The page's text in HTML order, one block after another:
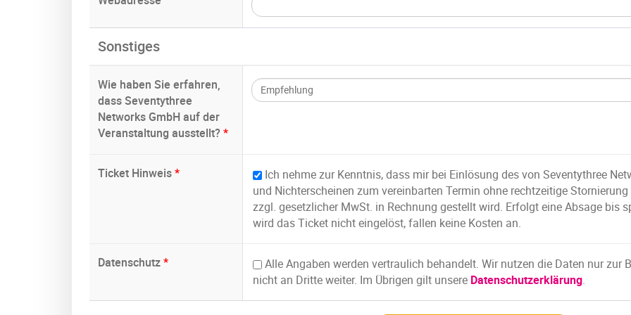
Sonstiges
Wie haben Sie erfahren,
dass Seventythree
Networks GmbH auf der
Veranstaltung ausstellt? *
Ticket Hinweis*
Ich nehme zur Kenntnis, dass mir bei Einlösung des von Seventythree
und Nichterscheinen zum vereinbarten Termin ohne rechtzeitige
zzgl. gesetzlicher MwSt. in Rechnung gestellt wird. Erfolgt eine Absage bis
wird das Ticket nicht eingelöst, fallen keine Kosten an.
Datenschutz*
Alle Angaben werden vertraulich behandelt. Wir nutzen die Daten nur zur
nicht an Dritte weiter. Im Übrigen gilt unsere Datenschutzerklärung.